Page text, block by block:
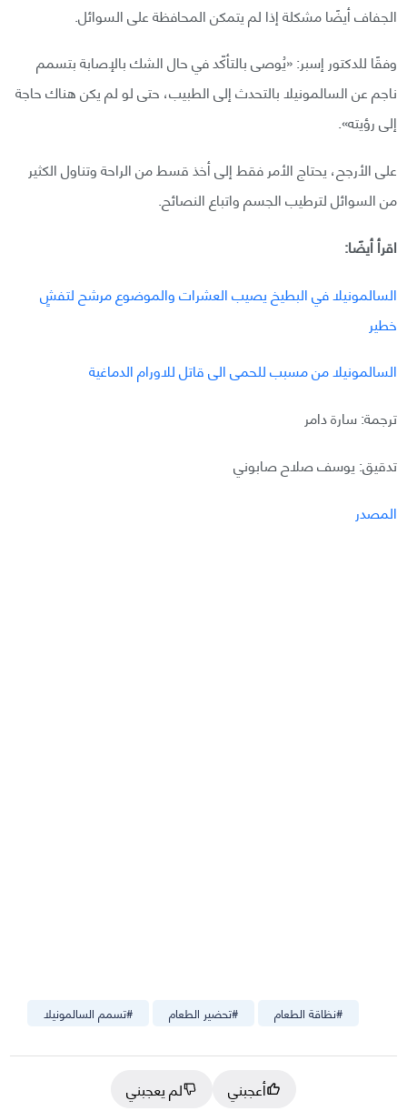
الجفاف أيضًا مشكلة إذا لم يتمكن المحافظة على السوائل.
وفقًا للدكتور إسبر: «يُوصى بالتأكّد في حال الشك بالإصابة بتسمم
ناجم عن السالمونيلا بالتحدث إلى الطبيب، حتى لو لم يكن هناك حاجة
إلى رؤيته».
على الأرجح، يحتاج الأمر فقط إلى أخذ قسط من الراحة وتناول الكثير
من السوائل لترطيب الجسم واتباع النصائح.
اقرأ أيضًا:
السالمونيلا في البطيخ يصيب العشرات والموضوع مرشح لتفشٍ
خطير
السالمونيلا من مسبب للحمى الى قاتل للاورام الدماغية
ترجمة: سارة دامر
تدقيق: يوسف صلاح صابوني
المصدر
#تسمم السالمونيلا #تحضير الطعام #نظاقة الطعام
أعجبني
لم يعجبني